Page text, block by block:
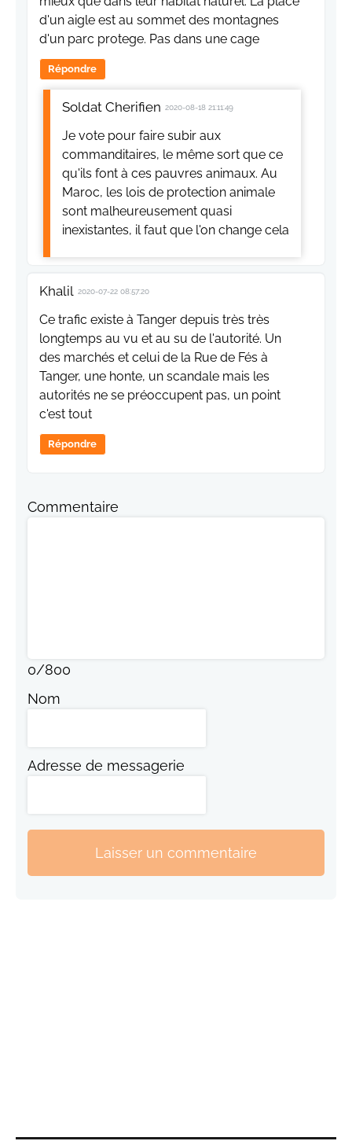
d'un aigle est au sommet des montagnes
d'un parc protege. Pas dans une cage
Répondre
Soldat Cherifien 2020-08-18 21:11:49
Je vote pour faire subir aux
commanditaires, le même sort que ce
qu'ils font à ces pauvres animaux. Au
Maroc, les lois de protection animale
sont malheureusement quasi
inexistantes, il faut que l'on change cela
Khalil 2020-07-22 08:57:20
Ce trafic existe à Tanger depuis très très
longtemps au vu et au su de l'autorité. Un
des marchés et celui de la Rue de Fés à
Tanger, une honte, un scandale mais les
autorités ne se préoccupent pas, un point
c'est tout
Répondre
Commentaire
0/800
Nom
Adresse de messagerie
Laisser un commentaire